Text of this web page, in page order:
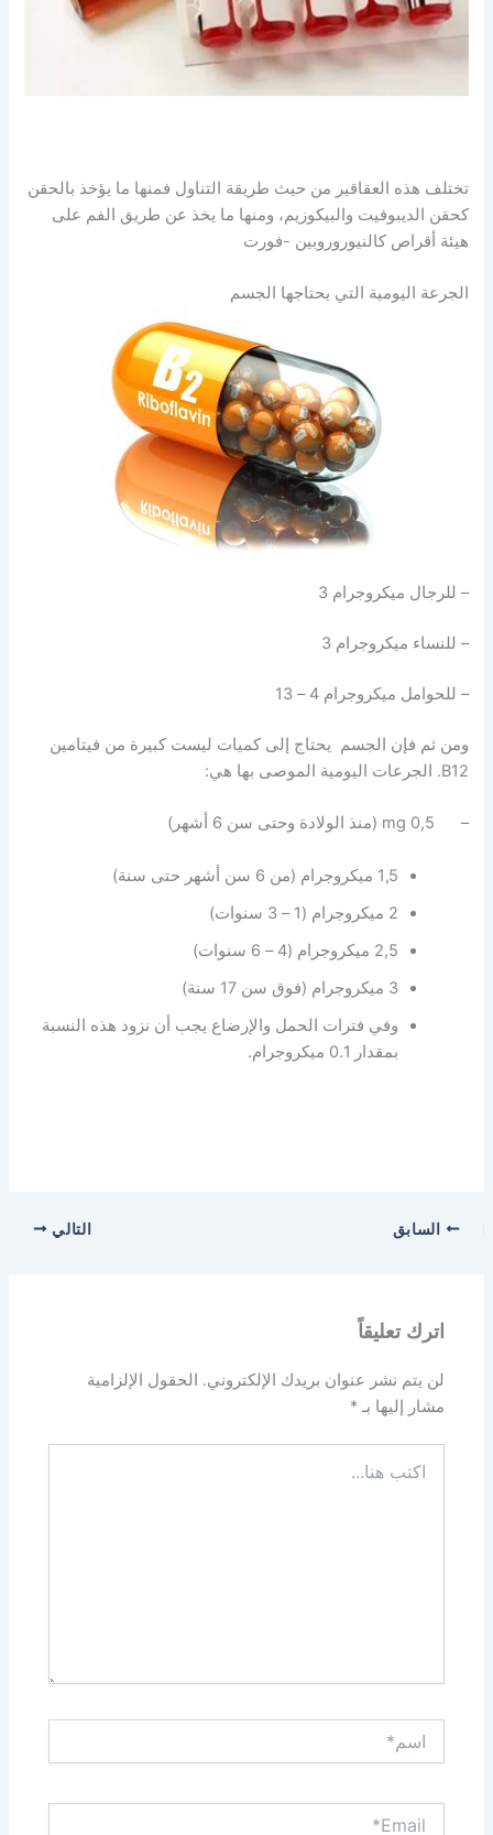
تختلف هذه العقاقير من حيث طريقة التناول فمنها ما يؤخذ بالحقن
كحقن الديبوفيت والبيكوزيم، ومنها ما يخذ عن طريق الفم على
هيئة أقراص كالنيوروروبين -فورت
الجرعة اليومية التي يحتاجها الجسم
– للرجال ميكروجرام 3
– للنساء ميكروجرام 3
– للحوامل ميكروجرام 4 – 13
ومن ثم فإن الجسم يحتاج إلى كميات ليست كبيرة من فيتامين
B12. الجرعات اليومية الموصى بها هي:
– 0,5 mg (منذ الولادة وحتى سن 6 أشهر)
1,5 ميكروجرام (من 6 سن أشهر حتى سنة)
2 ميكروجرام (1 – 3 سنوات)
2,5 ميكروجرام (4 – 6 سنوات)
3 ميكروجرام (فوق سن 17 سنة)
وفي فترات الحمل والإرضاع يجب أن نزود هذه النسبة
بمقدار 0.1 ميكروجرام.
السابق التالي
اترك تعليقاً
لن يتم نشر عنوان بريدك الإلكتروني.
الحقول الإلزامية
مشار إليها بـ*
هنا...